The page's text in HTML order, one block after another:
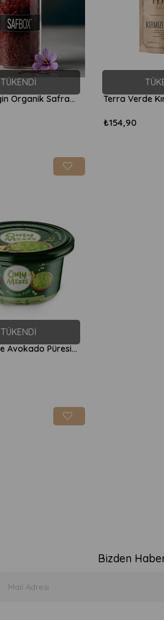
TÜKENDI
Super Negin Organik Safran 3gr
₺154,90
TÜKENDI
Only Mezze Avokado Püresi 200gr
Bizden